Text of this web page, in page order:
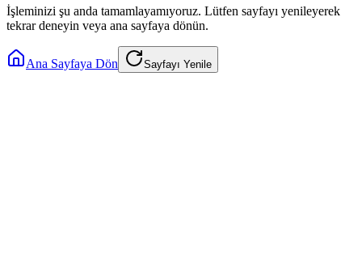
İşleminizi şu anda tamamlayamıyoruz. Lütfen sayfayı yenileyerek
tekrar deneyin veya ana sayfaya dönün.
Ana Sayfaya Dön Sayfayı Yenile